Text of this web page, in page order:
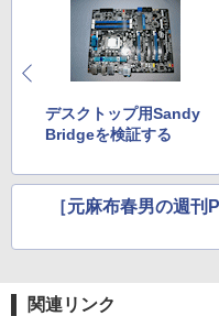
デスクトップ用Sandy
Bridgeを検証する
［元麻布春男の週
関連リンク